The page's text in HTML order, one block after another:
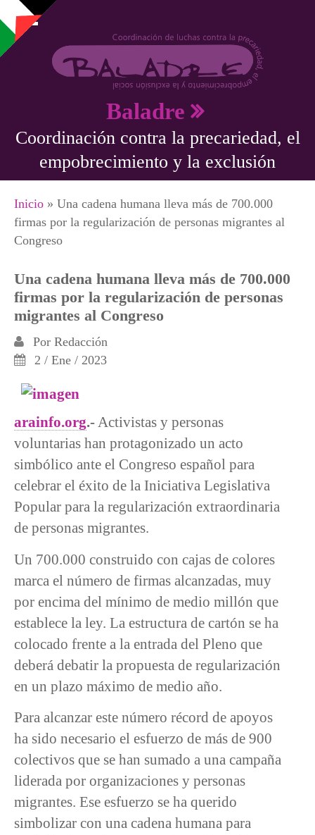
Pasar al contenido principal
Baladre
Coordinación contra la precariedad, el
empobrecimiento y la exclusión
Se encuentra usted aquí
Inicio » Una cadena humana lleva más de 700.000
firmas por la regularización de personas migrantes al
Congreso
Una cadena humana lleva más de 700.000
firmas por la regularización de personas
migrantes al Congreso
Por Redacción
2 / Ene / 2023
arainfo.org.- Activistas y personas
voluntarias han protagonizado un acto
simbólico ante el Congreso español para
celebrar el éxito de la Iniciativa Legislativa
Popular para la regularización extraordinaria
de personas migrantes.
Un 700.000 construido con cajas de colores
marca el número de firmas alcanzadas, muy
por encima del mínimo de medio millón que
establece la ley. La estructura de cartón se ha
colocado frente a la entrada del Pleno que
deberá debatir la propuesta de regularización
en un plazo máximo de medio año.
Para alcanzar este número récord de apoyos
ha sido necesario el esfuerzo de más de 900
colectivos que se han sumado a una campaña
liderada por organizaciones y personas
migrantes. Ese esfuerzo se ha querido
simbolizar con una cadena humana para